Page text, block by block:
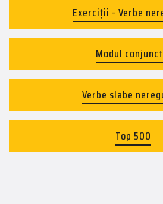
Exerciții - Verbe
Modul
Verbe slabe
Top 500